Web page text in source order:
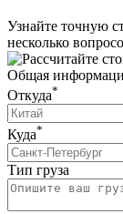
Узнайте точную
несколько
Общая
Откуда*
Куда*
Тип груза